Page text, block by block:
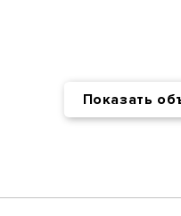
Показать